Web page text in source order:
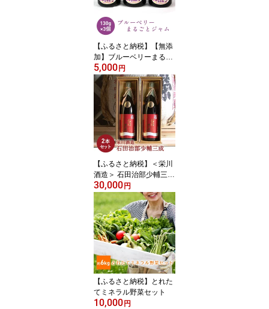
ギフト F4D-0151var
【ふるさと納税】【無添
加】ブルーベリーまるご
とジャム 130g入り3個
5,000 円
【ふるさと納税】＜栄川
酒造＞ 石田治部少輔三成
2本セット(1800ml) 大吟
醸 日本酒 セット 山田錦
お酒 酒 アルコール 栄川
酒造 贈り物 ギフト F4D-
0090
30,000 円
【ふるさと納税】とれた
てミネラル野菜セット
10,000 円